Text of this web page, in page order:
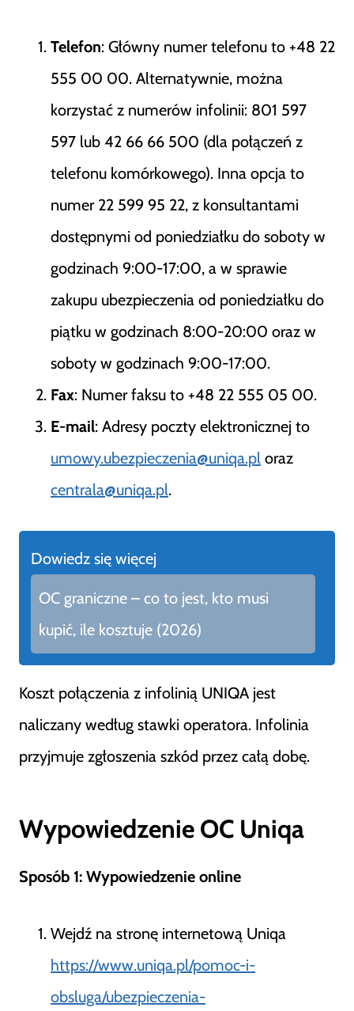
Telefon: Główny numer telefonu to +48 22
555 00 00. Alternatywnie, można
korzystać z numerów infolinii: 801 597
597 lub 42 66 66 500 (dla połączeń z
telefonu komórkowego). Inna opcja to
numer 22 599 95 22, z konsultantami
dostępnymi od poniedziałku do soboty w
godzinach 9:00-17:00, a w sprawie
zakupu ubezpieczenia od poniedziałku do
piątku w godzinach 8:00-20:00 oraz w
soboty w godzinach 9:00-17:00​​.
Fax: Numer faksu to +48 22 555 05 00​​.
E-mail: Adresy poczty elektronicznej to
umowy.ubezpieczenia@uniqa.pl oraz
centrala@uniqa.pl​.
Dowiedz się więcej
OC graniczne – co to jest, kto musi
kupić, ile kosztuje (2026)
Koszt połączenia z infolinią UNIQA jest
naliczany według stawki operatora​​. Infolinia
przyjmuje zgłoszenia szkód przez całą dobę​​.
Wypowiedzenie OC Uniqa
Sposób 1: Wypowiedzenie online
Wejdź na stronę internetową Uniqa
https://www.uniqa.pl/pomoc-i-
obsluga/ubezpieczenia-